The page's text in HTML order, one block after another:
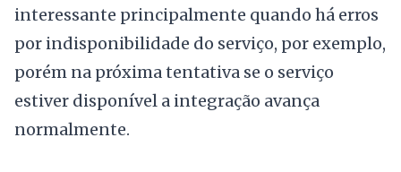
interessante principalmente quando há erros
por indisponibilidade do serviço, por exemplo,
porém na próxima tentativa se o serviço
estiver disponível a integração avança
normalmente.